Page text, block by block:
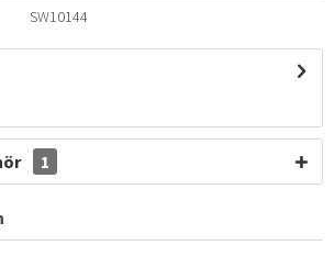
SW10144
1